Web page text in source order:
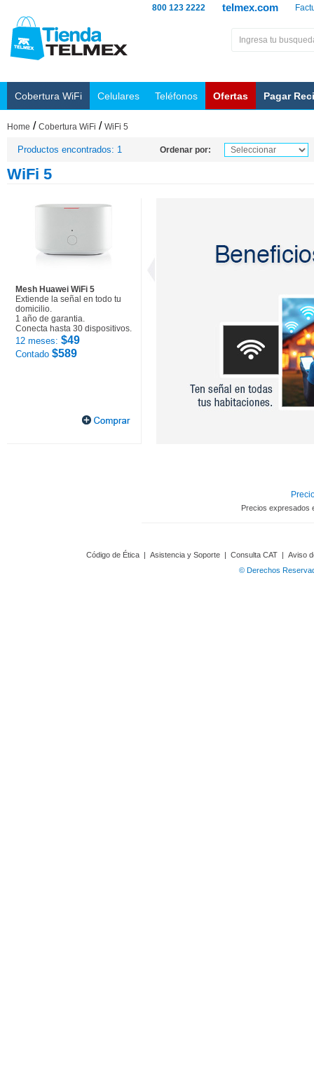
telmex.com
800 123 2222
Cobertura WiFi Celulares Teléfonos Ofertas Pagar
Home / Cobertura WiFi / WiFi 5
Productos encontrados: 1 Ordenar por:
WiFi 5
Mesh Huawei WiFi 5
Extiende la señal en todo tu
domicilio.
1 año de garantia.
Conecta hasta 30 dispositivos.
12 meses: $49
Contado $589
Precios expresados
Código de Ética | Asistencia y Soporte | Consulta CAT | Aviso
© Derechos